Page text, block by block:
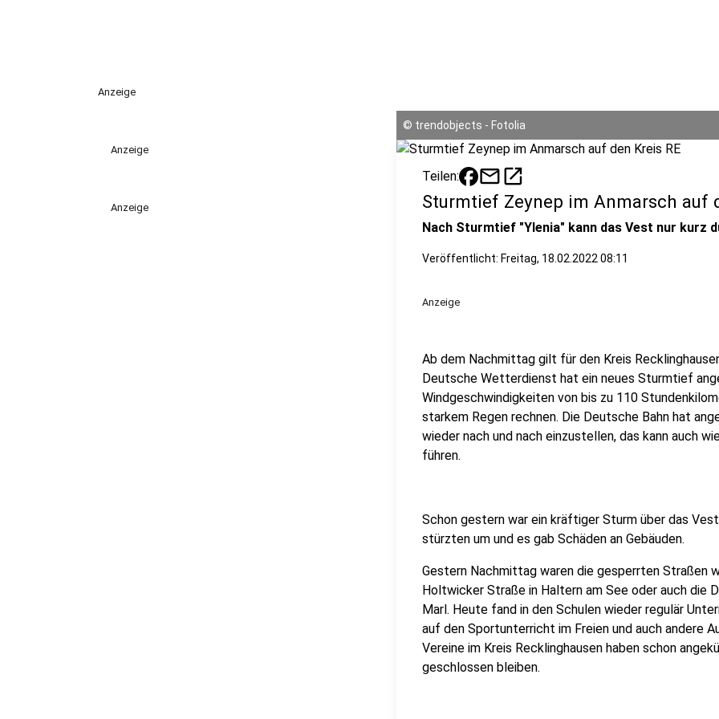
Anzeige
Anzeige
Anzeige
© trendobjects - Fotolia
Teilen: mailopen_in_new
Sturmtief Zeynep im Anmarsch auf
Nach Sturmtief "Ylenia" kann das Vest nur kurz
Veröffentlicht: Freitag, 18.02.2022 08:11
Anzeige
Ab dem Nachmittag gilt für den Kreis
Deutsche Wetterdienst hat ein neues Sturmtief
Windgeschwindigkeiten von bis zu 110
starkem Regen rechnen. Die Deutsche Bahn hat
wieder nach und nach einzustellen, das kann auch
führen.
Schon gestern war ein kräftiger Sturm über das
stürzten um und es gab Schäden an Gebäuden.
Gestern Nachmittag waren die gesperrten Straßen
Holtwicker Straße in Haltern am See oder auch die
Marl. Heute fand in den Schulen wieder regulär
auf den Sportunterricht im Freien und auch andere
Vereine im Kreis Recklinghausen haben schon
geschlossen bleiben.